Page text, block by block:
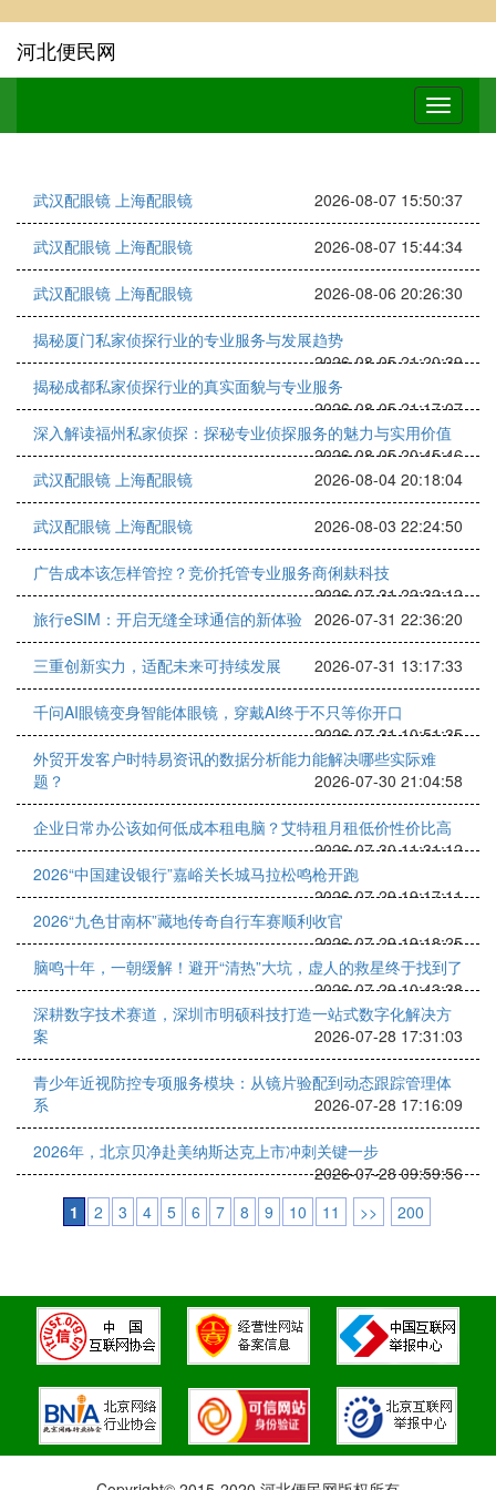
河北便民网
武汉配眼镜 上海配眼镜 2026-08-07 15:50:37
武汉配眼镜 上海配眼镜 2026-08-07 15:44:34
武汉配眼镜 上海配眼镜 2026-08-06 20:26:30
揭秘厦门私家侦探行业的专业服务与发展趋势
2026-08-05 21:20:39
揭秘成都私家侦探行业的真实面貌与专业服务
2026-08-05 21:17:07
深入解读福州私家侦探：探秘专业侦探服务的魅力与实用价值
2026-08-05 20:45:46
武汉配眼镜 上海配眼镜
2026-08-04 20:18:04
武汉配眼镜 上海配眼镜 2026-08-03 22:24:50
广告成本该怎样管控？竞价托管专业服务商俐麸科技
2026-07-31 22:32:12
旅行eSIM：开启无缝全球通信的新体验 2026-07-31 22:36:20
三重创新实力，适配未来可持续发展 2026-07-31 13:17:33
千问AI眼镜变身智能体眼镜，穿戴AI终于不只等你开口
2026-07-31 10:51:35
外贸开发客户时特易资讯的数据分析能力能解决哪些实际难
题？
2026-07-30 21:04:58
企业日常办公该如何低成本租电脑？艾特租月租低价性价比高
2026-07-30 11:31:12
2026“中国建设银行”嘉峪关长城马拉松鸣枪开跑
2026-07-29 19:17:11
2026“九色甘南杯”藏地传奇自行车赛顺利收官
2026-07-29 19:18:25
脑鸣十年，一朝缓解！避开“清热”大坑，虚人的救星终于找到了
2026-07-29 10:43:38
深耕数字技术赛道，深圳市明硕科技打造一站式数字化解决方
案
2026-07-28 17:31:03
青少年近视防控专项服务模块：从镜片验配到动态跟踪管理体
系
2026-07-28 17:16:09
2026年，北京贝净赴美纳斯达克上市冲刺关键一步
2026-07-28 09:59:56
1
2 3 4 5 6 7 8 9 10 11 >> 200